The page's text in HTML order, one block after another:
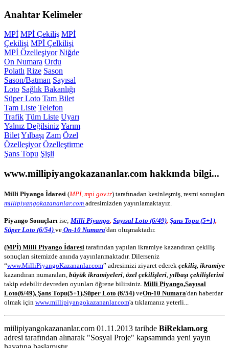
Anahtar Kelimeler
MPİ MPİ Çekiliş MPİ
Çekilişi MPİ Çelkilişi
MPİ Özelleşiyor Niğde
On Numara Ordu
Polatlı Rize Sason
Sason/Batman Sayısal
Loto Sağlık Bakanlığı
Süper Loto Tam Bilet
Tam Liste Telefon
Trafik Tüm Liste Uyarı
Yalnız DeğilsinizYarım
BiletYılbaşı Zam Özel
Özelleşiyor Özelleştirme
Şans Topu Şişli
www.millipiyangokazananlar.com hakkında bilgi...
Milli Piyango İdaresi (MPİ, mpi gov.tr) tarafınadan kesinleşmiş, resmi sonuşları
millipiyangokazananlar.com adresimizden yayınlamaktayız.
Piyango Sonuçları ise; Milli Piyango, Sayısal Loto (6/49), Şans Topu (5+1),
Süper Loto (6/54) ve On-10 Numara'dan oluşmaktadır.
(MPİ) Milli Piyango İdaresi tarafından yapılan ikramiye kazandıran çekiliş
sonuçları sitemizde anında yayınlanmaktadır. Dilerseniz
“www.MilliPiyangoKazananlar.com” adresimizi ziyaret ederek çekiliş, ikramiye
kazandıran numaraları, büyük ikramiyeleri özel çekilişleri yılbaşı çekilişlerini
takip edebilir devreden oyunları öğrene bilirsiniz. Milli Piyango,Sayısal
Loto(6/49), Şans Topu(5+1),Süper Loto (6/54) veOn-10 Numara'dan haberdar
olmak için www.millipiyangokazananlar.com'a tıklamanız yeterli...
miilipiyangokazananlar.com 01.11.2013 tarihde BiReklam.org
adresi tarafından alınarak "Sosyal Proje" kapsamında yeni yayın